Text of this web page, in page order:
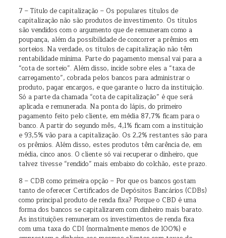
7 – Título de capitalização – Os populares títulos de
capitalização não são produtos de investimento. Os títulos
são vendidos com o argumento que de remuneram como a
poupança, além da possibilidade de concorrer a prêmios em
sorteios. Na verdade, os títulos de capitalização não têm
rentabilidade mínima. Parte do pagamento mensal vai para a
“cota de sorteio”. Além disso, incide sobre eles a “taxa de
carregamento”, cobrada pelos bancos para administrar o
produto, pagar encargos, e que garante o lucro da instituição.
Só a parte da chamada “cota de capitalização” é que será
aplicada e remunerada. Na ponta do lápis, do primeiro
pagamento feito pelo cliente, em média 87,7% ficam para o
banco. A partir do segundo mês, 4,1% ficam com a instituição
e 93,5% vão para a capitalização. Os 2,2% restantes são para
os prêmios. Além disso, estes produtos têm carência de, em
média, cinco anos. O cliente só vai recuperar o dinheiro, que
talvez tivesse “rendido” mais embaixo do colchão, este prazo.
8 – CDB como primeira opção – Por que os bancos gostam
tanto de oferecer Certificados de Depósitos Bancários (CDBs)
como principal produto de renda fixa? Porque o CBD é uma
forma dos bancos se capitalizarem com dinheiro mais barato.
As instituições remuneram os investimentos de renda fixa
com uma taxa do CDI (normalmente menos de 100%) e